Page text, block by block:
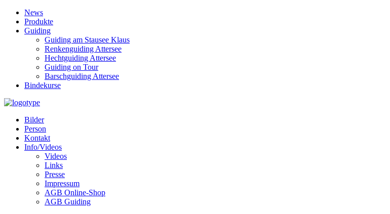
News
Produkte
Guiding
Guiding am Stausee Klaus
Renkenguiding Attersee
Hechtguiding Attersee
Guiding on Tour
Barschguiding Attersee
Bindekurse
Bilder
Person
Kontakt
Info/Videos
Videos
Links
Presse
Impressum
AGB Online-Shop
AGB Guiding